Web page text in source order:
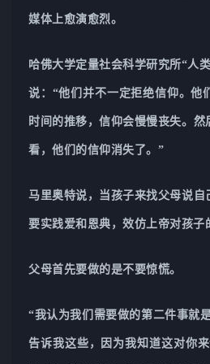
媒体上愈演愈烈。
哈佛大学定量社会科学研究所“人
说：“他们并不一定拒绝信仰。他
时间的推移，信仰会慢慢丧失。
看，他们的信仰消失了。”
马里奥特说，当孩子来找父母说
要实践爱和恩典，效仿上帝对孩子
父母首先要做的是不要惊慌。
“我认为我们需要做的第二件事就
告诉我这些，因为我知道这对你